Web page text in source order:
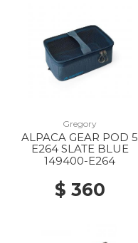
Gregory
ALPACA GEAR POD 5
E264 SLATE BLUE
149400-E264
$ 360